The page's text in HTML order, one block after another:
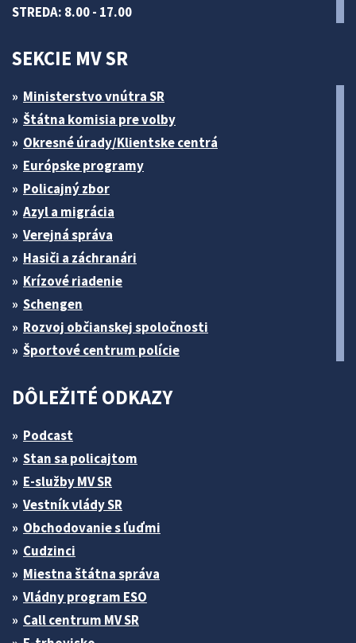
STREDA: 8.00 - 17.00
SEKCIE MV SR
Ministerstvo vnútra SR
Štátna komisia pre volby
Okresné úrady/Klientske centrá
Európske programy
Policajný zbor
Azyl a migrácia
Verejná správa
Hasiči a záchranári
Krízové riadenie
Schengen
Rozvoj občianskej spoločnosti
Športové centrum polície
DÔLEŽITÉ ODKAZY
Podcast
Stan sa policajtom
E-služby MV SR
Vestník vlády SR
Obchodovanie s ľuďmi
Cudzinci
Miestna štátna správa
Vládny program ESO
Call centrum MV SR